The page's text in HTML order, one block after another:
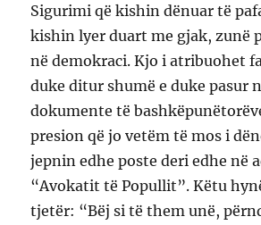
Sigurimi që kishin dënuar të
kishin lyer duart me gjak, zunë
në demokraci. Kjo i atribuohet
duke ditur shumë e duke pasur
dokumente të
presion që jo vetëm të mos i
jepnin edhe poste deri edhe në
“Avokatit të Popullit”. Këtu
tjetër: “Bëj si të them unë,